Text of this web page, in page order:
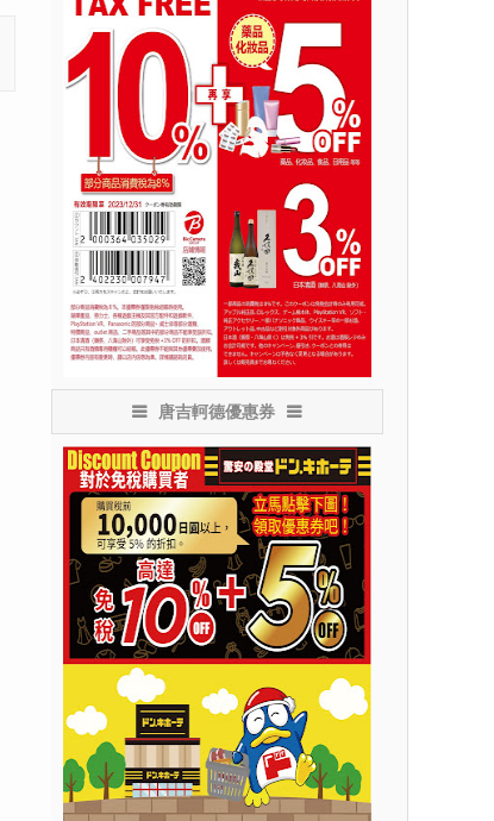
唐吉軻德優惠券